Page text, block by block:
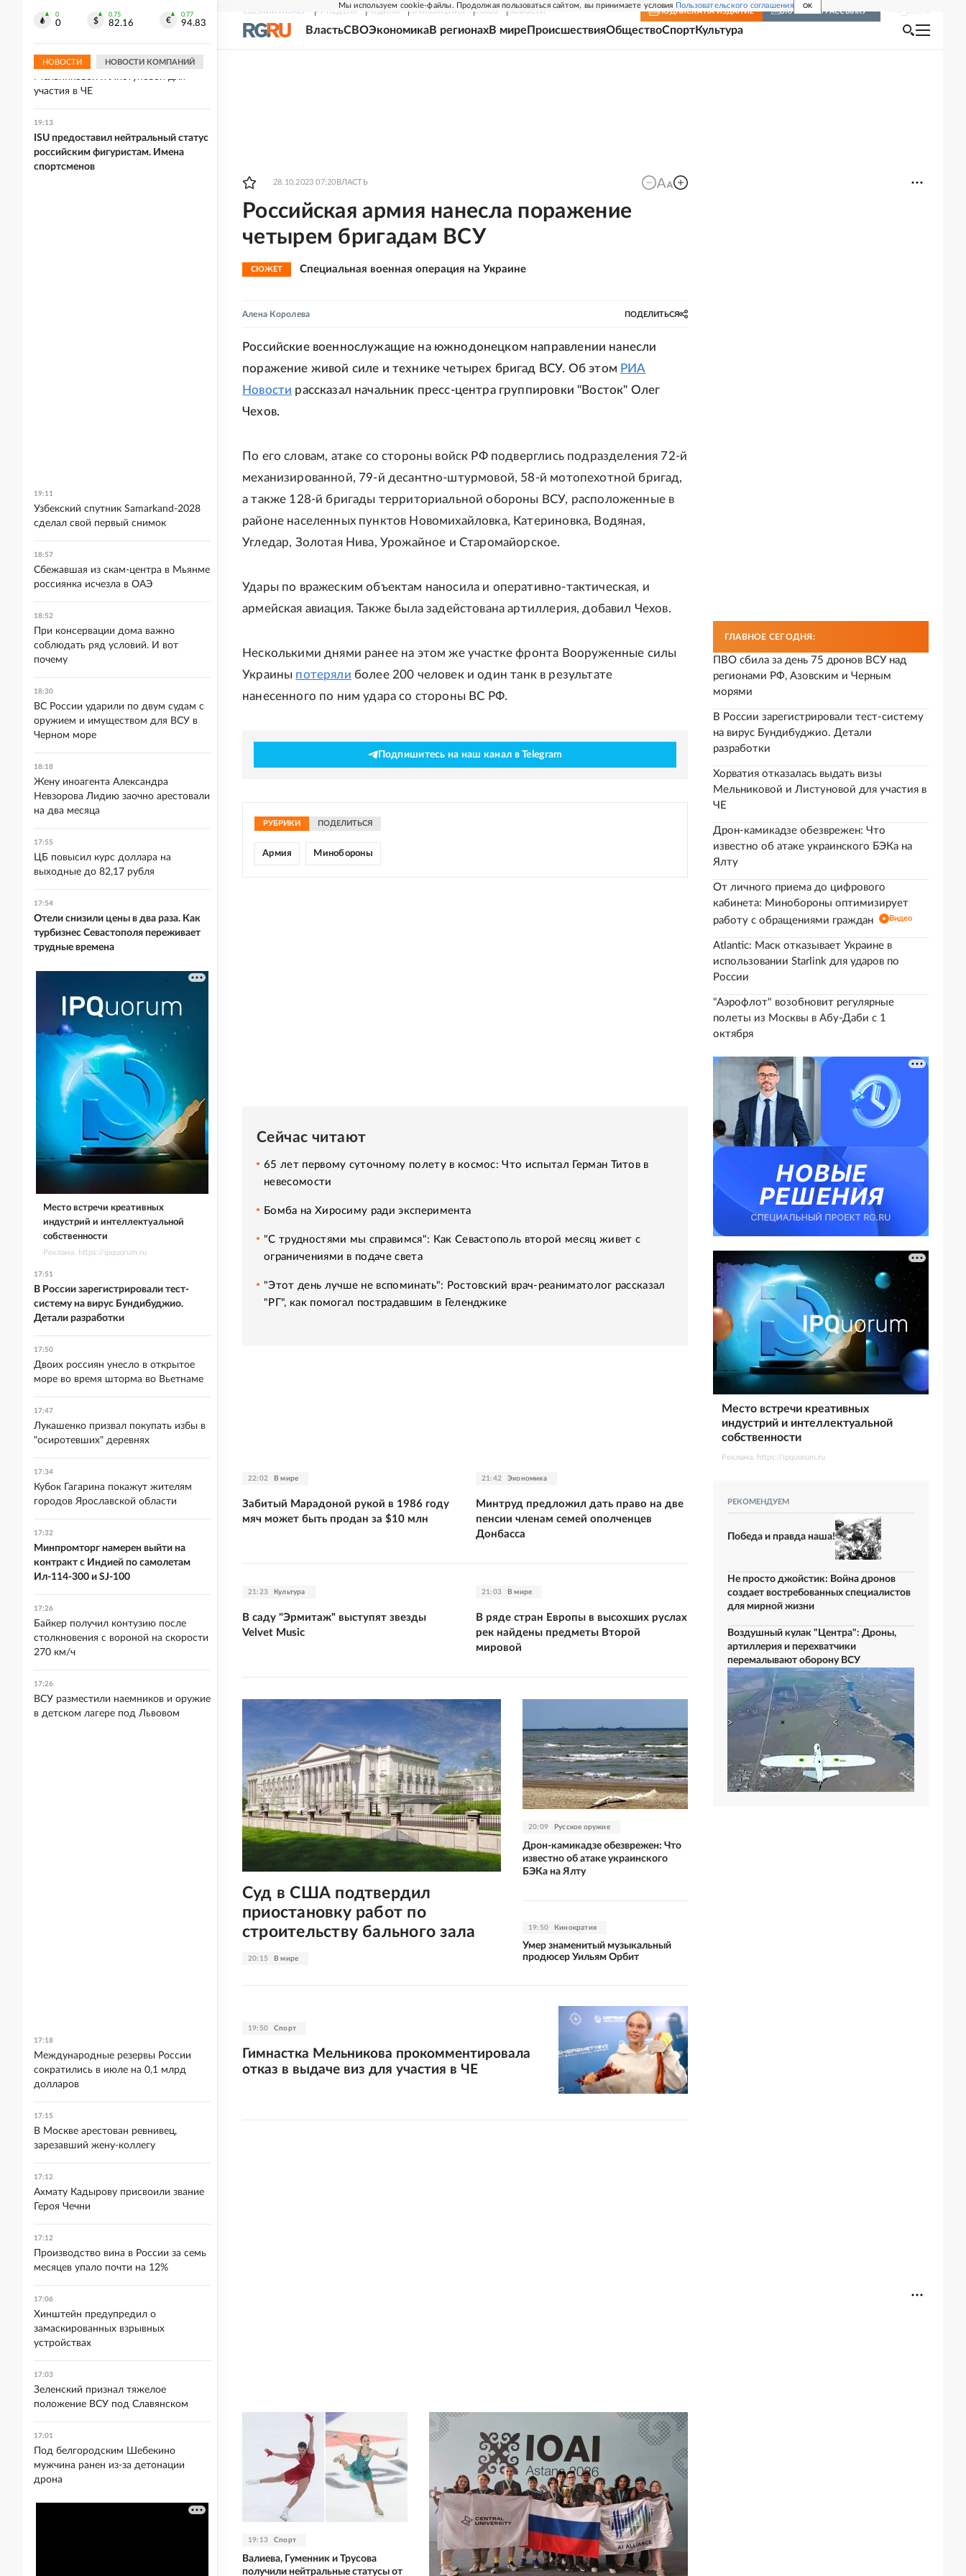
Мы используем cookie-файлы. Продолжая пользоваться сайтом, вы принимаете условия Пользовательского соглашения OK
СВЕЖИЙ НОМЕР РГ-НЕДЕЛЯ РОДИНА ПРИЛОЖЕНИЯ СОЮЗ НОВОСТИ ПОДПИСКА НА ИЗДАНИЕ ВКЛЮЧИТЬ РАССЫЛКУ
ВластьСВОЭкономикаВ регионахВ мире ПроисшествияОбществоСпортКультура
28.10.2023 07:20 ВЛАСТЬ
Российская армия нанесла поражение
четырем бригадам ВСУ
СЮЖЕТ Специальная военная операция на Украине
Алена Королева ПОДЕЛИТЬСЯ
Российские военнослужащие на южнодонецком направлении нанесли
поражение живой силе и технике четырех бригад ВСУ. Об этом РИА
Новости рассказал начальник пресс-центра группировки "Восток" Олег
Чехов.
По его словам, атаке со стороны войск РФ подверглись подразделения 72-й
механизированной, 79-й десантно-штурмовой, 58-й мотопехотной бригад,
а также 128-й бригады территориальной обороны ВСУ, расположенные в
районе населенных пунктов Новомихайловка, Катериновка, Водяная,
Угледар, Золотая Нива, Урожайное и Старомайорское.
Удары по вражеским объектам наносила и оперативно-тактическая, и
армейская авиация. Также была задейстована артиллерия, добавил Чехов.
Несколькими днями ранее на этом же участке фронта Вооруженные силы
Украины потеряли более 200 человек и один танк в результате
нанесенного по ним удара со стороны ВС РФ.
Подпишитесь на наш канал в Telegram
РУБРИКИ ПОДЕЛИТЬСЯ
Армия Минобороны
Сейчас читают
65 лет первому суточному полету в космос: Что испытал Герман Титов в
невесомости
Бомба на Хиросиму ради эксперимента
"С трудностями мы справимся": Как Севастополь второй месяц живет с
ограничениями в подаче света
"Этот день лучше не вспоминать": Ростовский врач-реаниматолог рассказал
"РГ", как помогал пострадавшим в Геленджике
22:02 В мире
Забитый Марадоной рукой в 1986 году
мяч может быть продан за $10 млн
21:42 Экономика
Минтруд предложил дать право на две
пенсии членам семей ополченцев
Донбасса
21:23 Культура
В саду "Эрмитаж" выступят звезды
Velvet Music
21:03 В мире
В ряде стран Европы в высохших руслах
рек найдены предметы Второй
мировой
20:15 В мире
Суд в США подтвердил
приостановку работ по
строительству бального зала
20:09 Русское оружие
Дрон-камикадзе обезврежен: Что
известно об атаке украинского
БЭКа на Ялту
19:50 Кинократия
Умер знаменитый музыкальный
продюсер Уильям Орбит
19:50 Спорт
Гимнастка Мельникова прокомментировала
отказ в выдаче виз для участия в ЧЕ
19:13 Спорт
Валиева, Гуменник и Трусова
получили нейтральные статусы от
ГЛАВНОЕ СЕГОДНЯ:
ПВО сбила за день 75 дронов ВСУ над
регионами РФ, Азовским и Черным
морями
В России зарегистрировали тест-систему
на вирус Бундибуджио. Детали
разработки
Хорватия отказалась выдать визы
Мельниковой и Листуновой для участия в
ЧЕ
Дрон-камикадзе обезврежен: Что
известно об атаке украинского БЭКа на
Ялту
От личного приема до цифрового
кабинета: Минобороны оптимизирует
работу с обращениями граждан
Видео
Atlantic: Маск отказывает Украине в
использовании Starlink для ударов по
России
"Аэрофлот" возобновит регулярные
полеты из Москвы в Абу-Даби с 1
октября
Место встречи креативных
индустрий и интеллектуальной
собственности
Реклама. https://ipquorum.ru
РЕКОМЕНДУЕМ
Победа и правда наша!
Не просто джойстик: Война дронов
создает востребованных специалистов
для мирной жизни
Воздушный кулак "Центра": Дроны,
артиллерия и перехватчики
перемалывают оборону ВСУ
0
0
0.75
82.16
0.77
94.83
НОВОСТИ НОВОСТИ КОМПАНИЙ
крупнейшем складе
Хорватия отказалась выдать визы
Мельниковой и Листуновой для
участия в ЧЕ
19:13
ISU предоставил нейтральный статус
российским фигуристам. Имена
спортсменов
19:11
Узбекский спутник Samarkand-2028
сделал свой первый снимок
18:57
Сбежавшая из скам-центра в Мьянме
россиянка исчезла в ОАЭ
18:52
При консервации дома важно
соблюдать ряд условий. И вот
почему
18:30
ВС России ударили по двум судам с
оружием и имуществом для ВСУ в
Черном море
18:18
Жену иноагента Александра
Невзорова Лидию заочно арестовали
на два месяца
17:55
ЦБ повысил курс доллара на
выходные до 82,17 рубля
17:54
Отели снизили цены в два раза. Как
турбизнес Севастополя переживает
трудные времена
Место встречи креативных
индустрий и интеллектуальной
собственности
Реклама. https://ipquorum.ru
17:51
В России зарегистрировали тест-
систему на вирус Бундибуджио.
Детали разработки
17:50
Двоих россиян унесло в открытое
море во время шторма во Вьетнаме
17:47
Лукашенко призвал покупать избы в
"осиротевших" деревнях
17:34
Кубок Гагарина покажут жителям
городов Ярославской области
17:32
Минпромторг намерен выйти на
контракт с Индией по самолетам
Ил-114-300 и SJ-100
17:26
Байкер получил контузию после
столкновения с вороной на скорости
270 км/ч
17:26
ВСУ разместили наемников и оружие
в детском лагере под Львовом
17:18
Международные резервы России
сократились в июле на 0,1 млрд
долларов
17:15
В Москве арестован ревнивец,
зарезавший жену-коллегу
17:12
Ахмату Кадырову присвоили звание
Героя Чечни
17:12
Производство вина в России за семь
месяцев упало почти на 12%
17:06
Хинштейн предупредил о
замаскированных взрывных
устройствах
17:03
Зеленский признал тяжелое
положение ВСУ под Славянском
17:01
Под белгородским Шебекино
мужчина ранен из-за детонации
дрона